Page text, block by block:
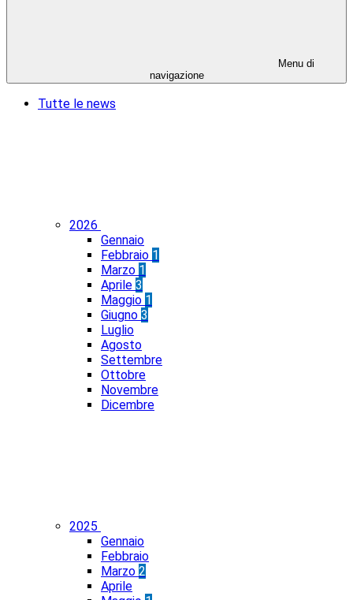
Menu di
navigazione
Tutte le news
2026
Gennaio
Febbraio 1
Marzo 1
Aprile 3
Maggio 1
Giugno 3
Luglio
Agosto
Settembre
Ottobre
Novembre
Dicembre
2025
Gennaio
Febbraio
Marzo 2
Aprile